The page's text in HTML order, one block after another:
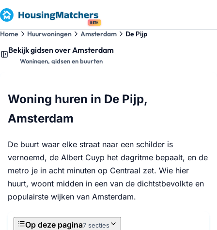
BETA
Home Huurwoningen Amsterdam De Pijp
Bekijk gidsen over Amsterdam
Woningen, gidsen en buurten
Woning huren in De Pijp,
Amsterdam
De buurt waar elke straat naar een schilder is
vernoemd, de Albert Cuyp het dagritme bepaalt, en de
metro je in acht minuten op Centraal zet. Wie hier
huurt, woont midden in een van de dichtstbevolkte en
populairste wijken van Amsterdam.
Op deze pagina7 secties